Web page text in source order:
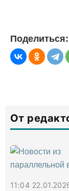
Поделиться:
От
11:04